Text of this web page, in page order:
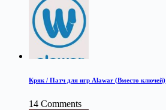
Кряк / Патч для игр Alawar (Вместо ключей)
14 Comments